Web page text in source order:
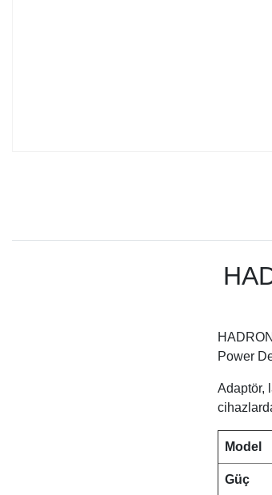
Power
Adaptör,
Model
Güç